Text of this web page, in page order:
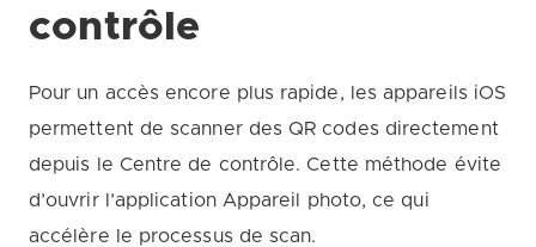
contrôle
Pour un accès encore plus rapide, les appareils iOS
permettent de scanner des QR codes directement
depuis le Centre de contrôle. Cette méthode évite
d’ouvrir l’application Appareil photo, ce qui
accélère le processus de scan.